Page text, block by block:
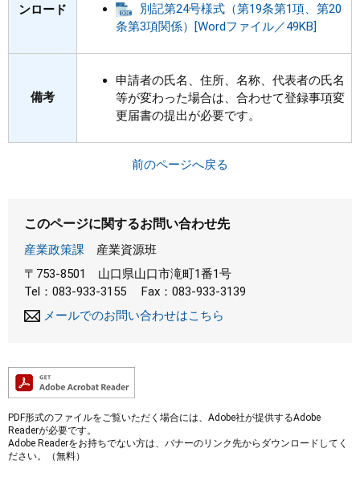
ンロード
別記第24号様式（第19条第1項、第20
条第3項関係）[Wordファイル／49KB]
備考
申請者の氏名、住所、名称、代表者の氏名
等が変わった場合は、合わせて登録事項変
更届書の提出が必要です。
前のページへ戻る
このページに関するお問い合わせ先
産業政策課
産業資源班
〒753-8501
山口県山口市滝町1番1号
Tel：083-933-3155
Fax：083-933-3139
メールでのお問い合わせはこちら
PDF形式のファイルをご覧いただく場合には、Adobe社が提供するAdobe
Readerが必要です。
Adobe Readerをお持ちでない方は、バナーのリンク先からダウンロードしてく
ださい。（無料）